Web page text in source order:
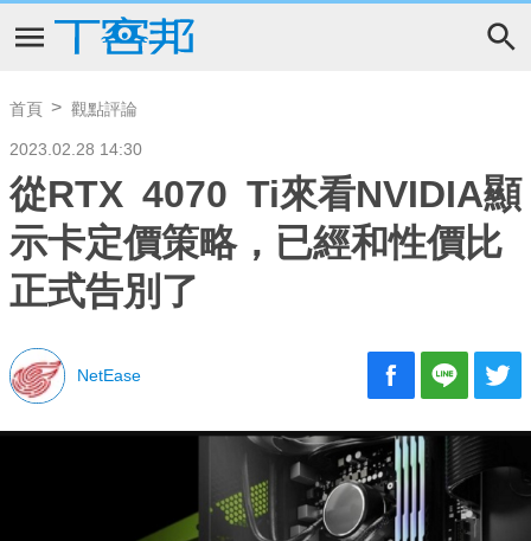
首頁 觀點評論
2023.02.28 14:30
從RTX 4070 Ti來看NVIDIA顯
示卡定價策略，已經和性價比
正式告別了
NetEase